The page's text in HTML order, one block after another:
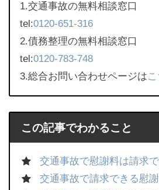
1.交通事故の無料相談窓口
tel:0120-651-316
2.債務整理の無料相談窓口
tel:0120-783-748
3.総合お問い合わせページは
この記事でわかること
交通事故で慰謝料は請求
交通事故で請求できる慰